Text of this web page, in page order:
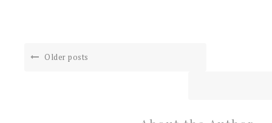
Older posts